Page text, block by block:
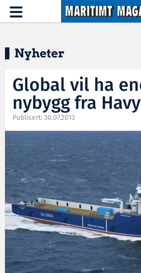
Hopp til hovedinnhold
Toggle
navigation
Nyheter
Global vil ha
nybygg fra
Publisert: 30.07.2013